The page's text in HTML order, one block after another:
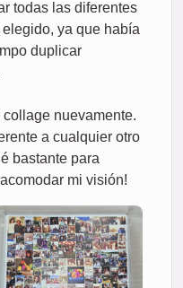
todas las diferentes
ya que había
duplicar
nuevamente.
a cualquier otro
bastante para
mi visión!